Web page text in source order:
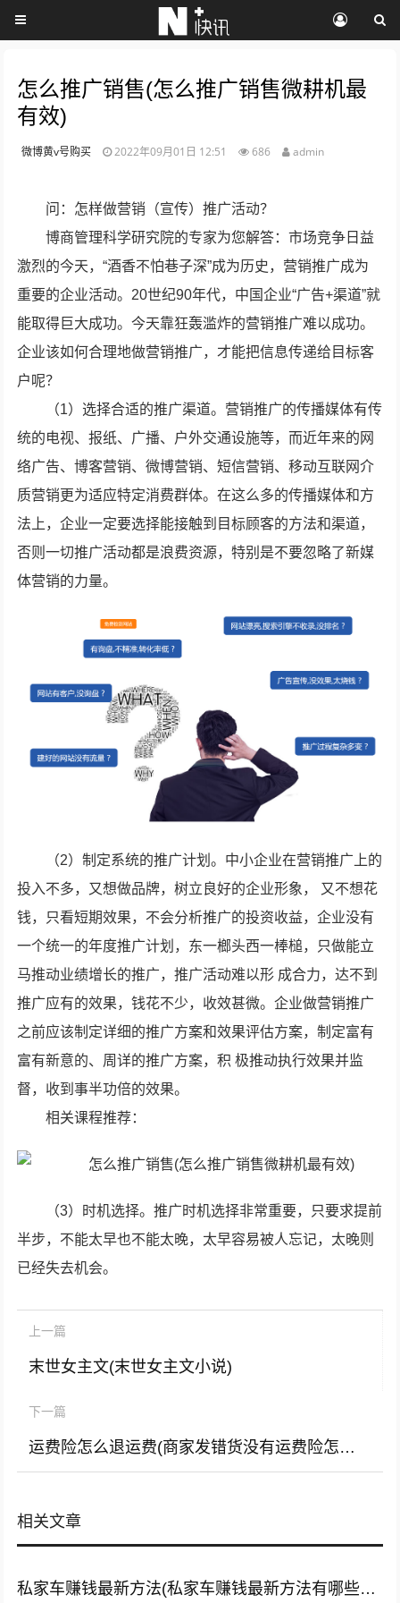
怎么推广销售(怎么推广销售微耕机最
有效)
微博黄v号购买 2022年09月01日 12:51 686 admin
问：怎样做营销（宣传）推广活动？
博商管理科学研究院的专家为您解答：市场竞争日益
激烈的今天，“酒香不怕巷子深”成为历史，营销推广成为
重要的企业活动。20世纪90年代，中国企业“广告+渠道”就
能取得巨大成功。今天靠狂轰滥炸的营销推广难以成功。
企业该如何合理地做营销推广，才能把信息传递给目标客
户呢？
（1）选择合适的推广渠道。营销推广的传播媒体有传
统的电视、报纸、广播、户外交通设施等，而近年来的网
络广告、博客营销、微博营销、短信营销、移动互联网介
质营销更为适应特定消费群体。在这么多的传播媒体和方
法上，企业一定要选择能接触到目标顾客的方法和渠道，
否则一切推广活动都是浪费资源，特别是不要忽略了新媒
体营销的力量。
（2）制定系统的推广计划。中小企业在营销推广上的
投入不多，又想做品牌，树立良好的企业形象， 又不想花
钱，只看短期效果，不会分析推广的投资收益，企业没有
一个统一的年度推广计划，东一榔头西一棒槌，只做能立
马推动业绩增长的推广，推广活动难以形 成合力，达不到
推广应有的效果，钱花不少，收效甚微。企业做营销推广
之前应该制定详细的推广方案和效果评估方案，制定富有
富有新意的、周详的推广方案，积 极推动执行效果并监
督，收到事半功倍的效果。
相关课程推荐：
（3）时机选择。推广时机选择非常重要，只要求提前
半步，不能太早也不能太晚，太早容易被人忘记，太晚则
已经失去机会。
上一篇
末世女主文(末世女主文小说)
下一篇
运费险怎么退运费(商家发错货没有运费险怎么退运费)
相关文章
私家车赚钱最新方法(私家车赚钱最新方法有哪些?推荐这5种赚钱方法)